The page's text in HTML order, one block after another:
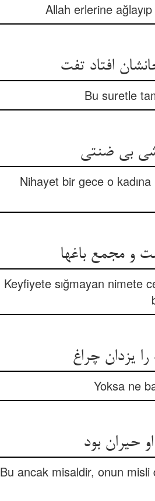
Allah erlerine
افتاد تفت
Bu suretle
بی ضنتی
Nihayet bir gece o
و مجمع باغها
Keyfiyete sığmayan nimete
یزدان چراغ
Yoksa ne
حیران بود
Bu ancak misaldir, onun misli